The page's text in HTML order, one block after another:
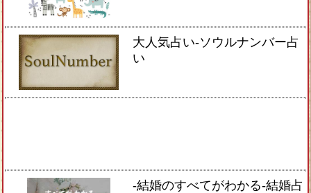
大人気占い-ソウルナンバー占
い
-結婚のすべてがわかる-結婚占